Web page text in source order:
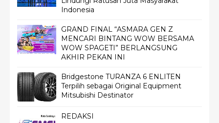
Indonesia
GRAND FINAL “ASMARA GEN Z
MENCARI BINTANG WOW BERSAMA
WOW SPAGETI” BERLANGSUNG
AKHIR PEKAN INI
Bridgestone TURANZA 6 ENLITEN
Terpilih sebagai Original Equipment
Mitsubishi Destinator
REDAKSI